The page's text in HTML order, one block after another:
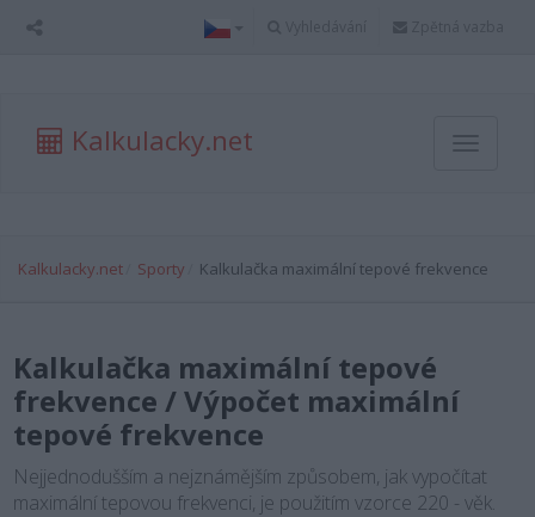
Kalkulacky.net
Toggle
Kalkulacky.net Sporty Kalkulačka maximální tepové frekvence
Kalkulačka maximální tepové
frekvence / Výpočet maximální
tepové frekvence
Nejjednodušším a nejznámějším způsobem, jak vypočítat
maximální tepovou frekvenci, je použitím vzorce 220 - věk.